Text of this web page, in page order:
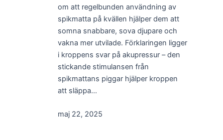
om att regelbunden användning av
spikmatta på kvällen hjälper dem att
somna snabbare, sova djupare och
vakna mer utvilade. Förklaringen ligger
i kroppens svar på akupressur – den
stickande stimulansen från
spikmattans piggar hjälper kroppen
att släppa…
maj 22, 2025